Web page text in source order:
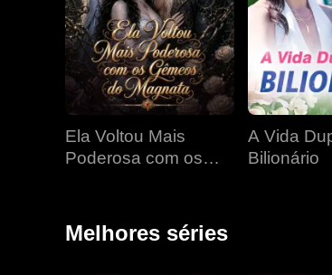
Ela Voltou Mais
Poderosa com os
A Vida
Bilionário
Melhores séries